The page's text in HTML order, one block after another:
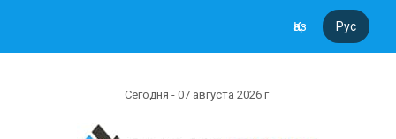
Қаз Рус
Сегодня - 07 августа 2026 г